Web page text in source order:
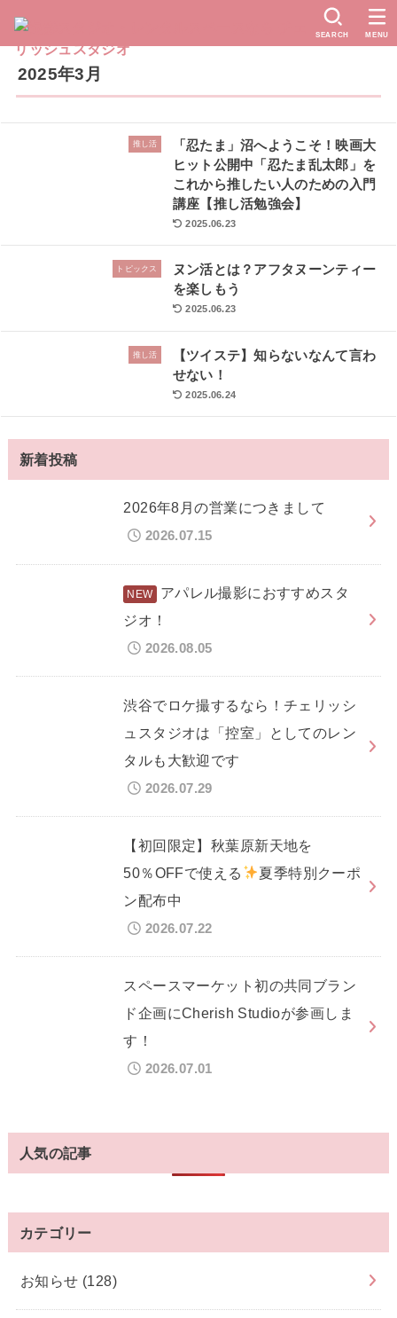
SEARCH MENU
2025年3月
推し活
「忍たま」沼へようこそ！映画大
ヒット公開中「忍たま乱太郎」を
これから推したい人のための入門
講座【推し活勉強会】
2025.06.23
トピックス
ヌン活とは？アフタヌーンティー
を楽しもう
2025.06.23
推し活
【ツイステ】知らないなんて言わ
せない！
2025.06.24
新着投稿
2026年8月の営業につきまして
2026.07.15
アパレル撮影におすすめスタ
ジオ！
2026.08.05
渋谷でロケ撮するなら！チェリッシ
ュスタジオは「控室」としてのレン
タルも大歓迎です
2026.07.29
【初回限定】秋葉原新天地を
50％OFFで使える
夏季特別クーポ
ン配布中
2026.07.22
スペースマーケット初の共同ブラン
ド企画にCherish Studioが参画しま
す！
2026.07.01
人気の記事
カテゴリー
お知らせ (128)